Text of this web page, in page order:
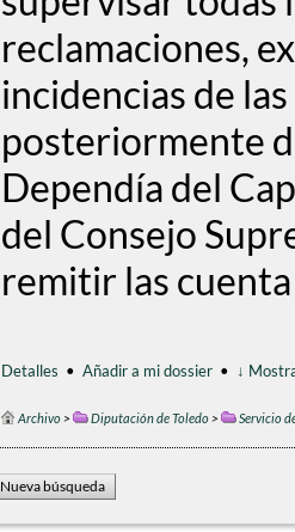
reclamaciones,
incidencias de
posteriormente
Dependía del
del Consejo
remitir las
Detalles • Añadir a mi dossier • ↓
Archivo> Diputación de Toledo> Servicio